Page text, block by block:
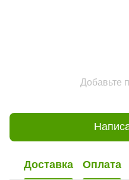
Добавьте
Доставка Оплата